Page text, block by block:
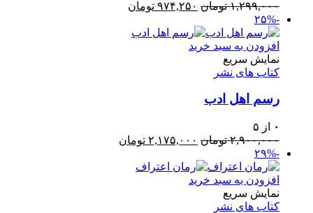
۱,۲۹۹,۰۰۰ تومان قیمت
۱,۲۹۹,۰۰۰ تومان
بود.
۹۷۴,۲۵۰ تومان
-۲۵%
افزودن به سبد خرید
نمایش سریع
کتاب های نشر
رسم اهل ادب
۰
از ۵
۲,۹۰۰,۰۰۰ تومان قیمت
۲,۹۰۰,۰۰۰ تومان
بود.
۲,۱۷۵,۰۰۰ تومان
-۲۹%
افزودن به سبد خرید
نمایش سریع
کتاب های نشر